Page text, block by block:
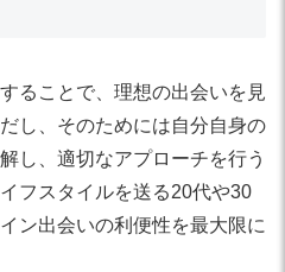
ることで、理想の出会いを見
し、そのためには自分自身の
し、適切なアプローチを行う
フスタイルを送る20代や30
ン出会いの利便性を最大限に